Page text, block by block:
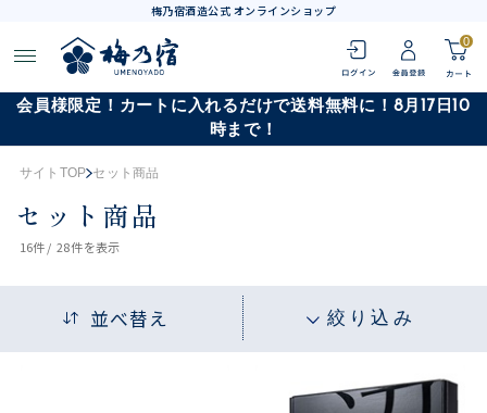
梅乃宿酒造公式 オンラインショップ
0
会員様限定！カートに入れるだけで送料無料に！8月17日10
時まで！
サイトTOP セット商品
セット商品
16件 / 28件を表示
並べ替え 絞り込み